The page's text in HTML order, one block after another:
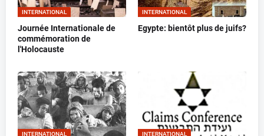
INTERNATIONAL
Journée Internationale de
commémoration de
l'Holocauste
INTERNATIONAL
Egypte: bientôt plus de juifs?
INTERNATIONAL INTERNATIONAL